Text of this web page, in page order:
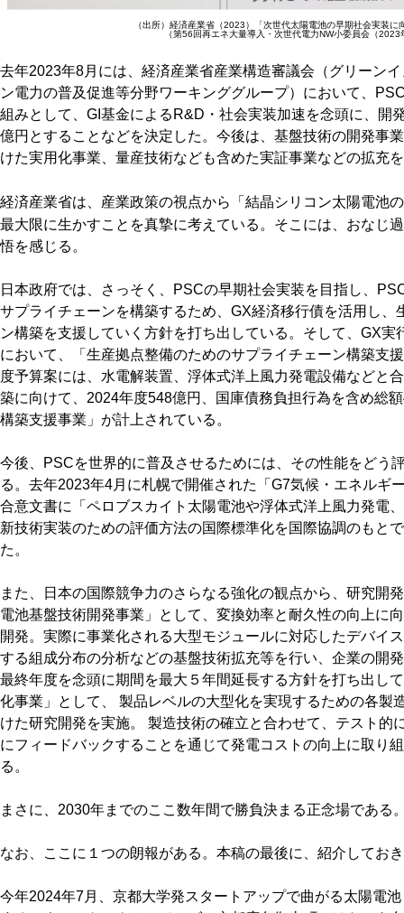
（出所）経済産業省（2023）「次世代太陽電池の早期社会実装に
（第56回再エネ大量導入・次世代電力NW小委員会（
去年2023年8月には、経済産業省産業構造審議会（グリーン
ン電力の普及促進等分野ワーキンググループ）において、
組みとして、GI基金によるR&D・社会実装加速を念頭に、開
億円とすることなどを決定した。今後は、基盤技術の開発事
けた実用化事業、量産技術なども含めた実証事業などの拡充
経済産業省は、産業政策の視点から「結晶シリコン太陽電池
最大限に生かすことを真摯に考えている。そこには、おなじ
悟を感じる。
日本政府では、さっそく、PSCの早期社会実装を目指し、
サプライチェーンを構築するため、GX経済移行債を活用し
ン構築を支援していく方針を打ち出している。そして、GX
において、「生産拠点整備のためのサプライチェーン構築支
度予算案には、水電解装置、浮体式洋上風力発電設備などと
築に向けて、2024年度548億円、国庫債務負担行為を含め総
構築支援事業」が計上されている。
今後、PSCを世界的に普及させるためには、その性能をどう
る。去年2023年4月に札幌で開催された「G7気候・エネルギ
合意文書に「ペロブスカイト太陽電池や浮体式洋上風力発電
新技術実装のための評価方法の国際標準化を国際協調のもと
た。
また、日本の国際競争力のさらなる強化の観点から、研究開
電池基盤技術開発事業」として、変換効率と耐久性の向上に
開発。実際に事業化される大型モジュールに対応したデバイ
する組成分布の分析などの基盤技術拡充等を行い、企業の開
最終年度を念頭に期間を最大５年間延長する方針を打ち出し
化事業」として、 製品レベルの大型化を実現するための各製
けた研究開発を実施。 製造技術の確立と合わせて、テスト的
にフィードバックすることを通じて発電コストの向上に取り
る。
まさに、2030年までのここ数年間で勝負決まる正念場である
なお、ここに１つの朗報がある。本稿の最後に、紹介してお
今年2024年7月、京都大学発スタートアップで曲がる太陽電